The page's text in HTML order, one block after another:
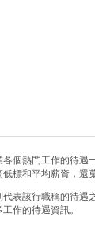
個熱門工作的待遇
標和平均薪資，還
表該行職稱的待遇
作的待遇資訊。